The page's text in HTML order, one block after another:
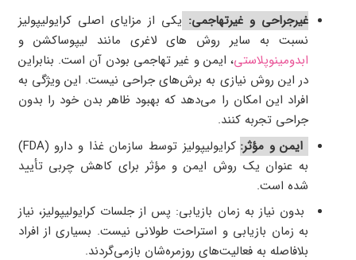
غیرجراحی و غیرتهاجمی: یکی از مزایای اصلی کرایولیپولیز
نسبت به سایر روش های لاغری مانند لیپوساکشن و
ابدومینوپلاستی، ایمن و غیر تهاجمی بودن آن است. بنابراین
در این روش نیازی به برش‌های جراحی نیست. این ویژگی به
افراد این امکان را می‌دهد که بهبود ظاهر بدن خود را بدون
جراحی تجربه کنند.
ایمن و مؤثر:
کرایولیپولیز توسط سازمان غذا و دارو (FDA)
به عنوان یک روش ایمن و مؤثر برای کاهش چربی تأیید
شده است.
بدون نیاز به زمان بازیابی: پس از جلسات کرایولیپولیز، نیاز
به زمان بازیابی و استراحت طولانی نیست. بسیاری از افراد
بلافاصله به فعالیت‌های روزمره‌شان بازمی‌گردند.